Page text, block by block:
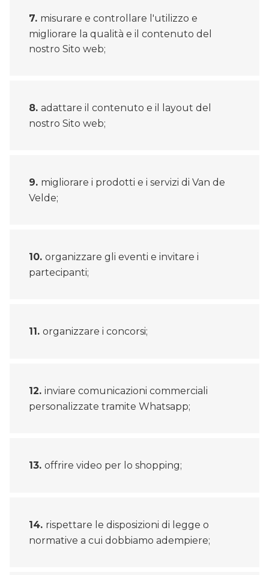
misurare e controllare l'utilizzo e
migliorare la qualità e il contenuto del
nostro Sito web;
adattare il contenuto e il layout del
nostro Sito web;
migliorare i prodotti e i servizi di Van de
Velde;
organizzare gli eventi e invitare i
partecipanti;
organizzare i concorsi;
inviare comunicazioni commerciali
personalizzate tramite Whatsapp;
offrire video per lo shopping;
rispettare le disposizioni di legge o
normative a cui dobbiamo adempiere;